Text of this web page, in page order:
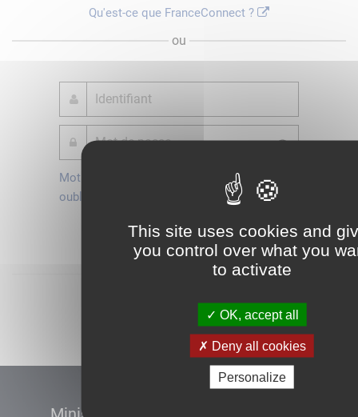
This site uses cookies and
you control over what you
to activate
OK, accept all
Deny all cookies
Personalize
Qu'est-ce que FranceConnect ?
ou
Mot de passe
oublié ?
Je crée mon
compte
Connexion